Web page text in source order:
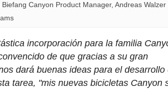
Canyon Product Manager, Andreas Walzer
incorporación para la familia
de que gracias a su gran
dará buenas ideas para el desarrollo
tarea, "mis nuevas bicicletas Canyon